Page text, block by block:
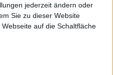
jederzeit ändern oder
Sie zu dieser Website
auf die Schaltfläche
in sich. Zumindest bis
auf eine positive Art
der Rest der Jungs. Wir